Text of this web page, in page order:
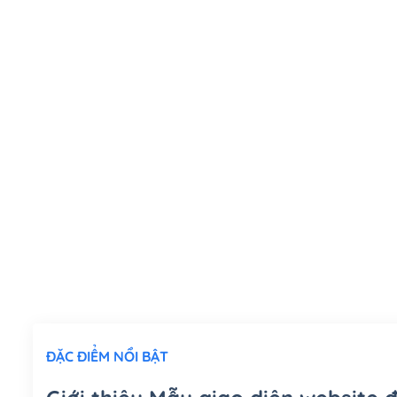
ĐẶC ĐIỂM NỔI BẬT